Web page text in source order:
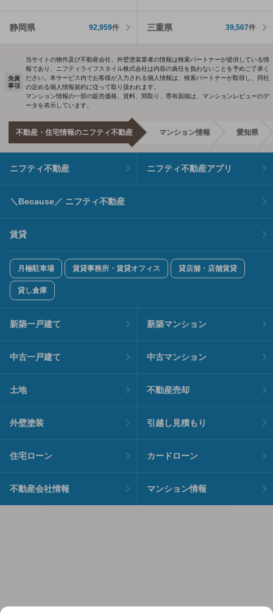
静岡県 92,959件 三重県 39,567件
免責
事項
当サイトの物件及び不動産会社、外壁塗装業者の情報は検索パートナーが提供している情
報であり、ニフティライフスタイル株式会社は内容の責任を負わないことを予めご了承く
ださい。本サービス内でお客様が入力される個人情報は、検索パートナーが取得し、同社
の定める個人情報規約に従って取り扱われます。
マンション情報の一部の販売価格、賃料、間取り、専有面積は、マンションレビューのデ
ータを表示しています。
不動産・住宅情報のニフティ不動産 マンション情報 愛知県
ニフティ不動産 ニフティ不動産アプリ
＼Because／ ニフティ不動産
賃貸
月極駐車場 賃貸事務所・賃貸オフィス 貸店舗・店舗賃貸
貸し倉庫
新築一戸建て 新築マンション
中古一戸建て 中古マンション
土地 不動産売却
外壁塗装 引越し見積もり
住宅ローン カードローン
不動産会社情報 マンション情報